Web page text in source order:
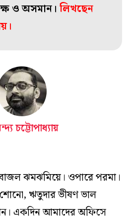
ও অসমান।লিখছেন
চট্টোপাধ্যায়
ঝমঝমিয়ে। ওপারে পরমা।
ঋতুদার ভীষণ ভাল
একদিন আমাদের অফিসে